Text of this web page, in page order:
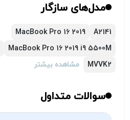
مدل‌های سازگار
A2141
MacBook Pro 16 2019
MacBook Pro 16 2019 i9 5500M
MVVK2
مشاهده بیشتر
سوالات متداول